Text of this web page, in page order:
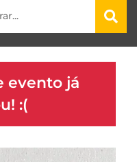
evento já
:(